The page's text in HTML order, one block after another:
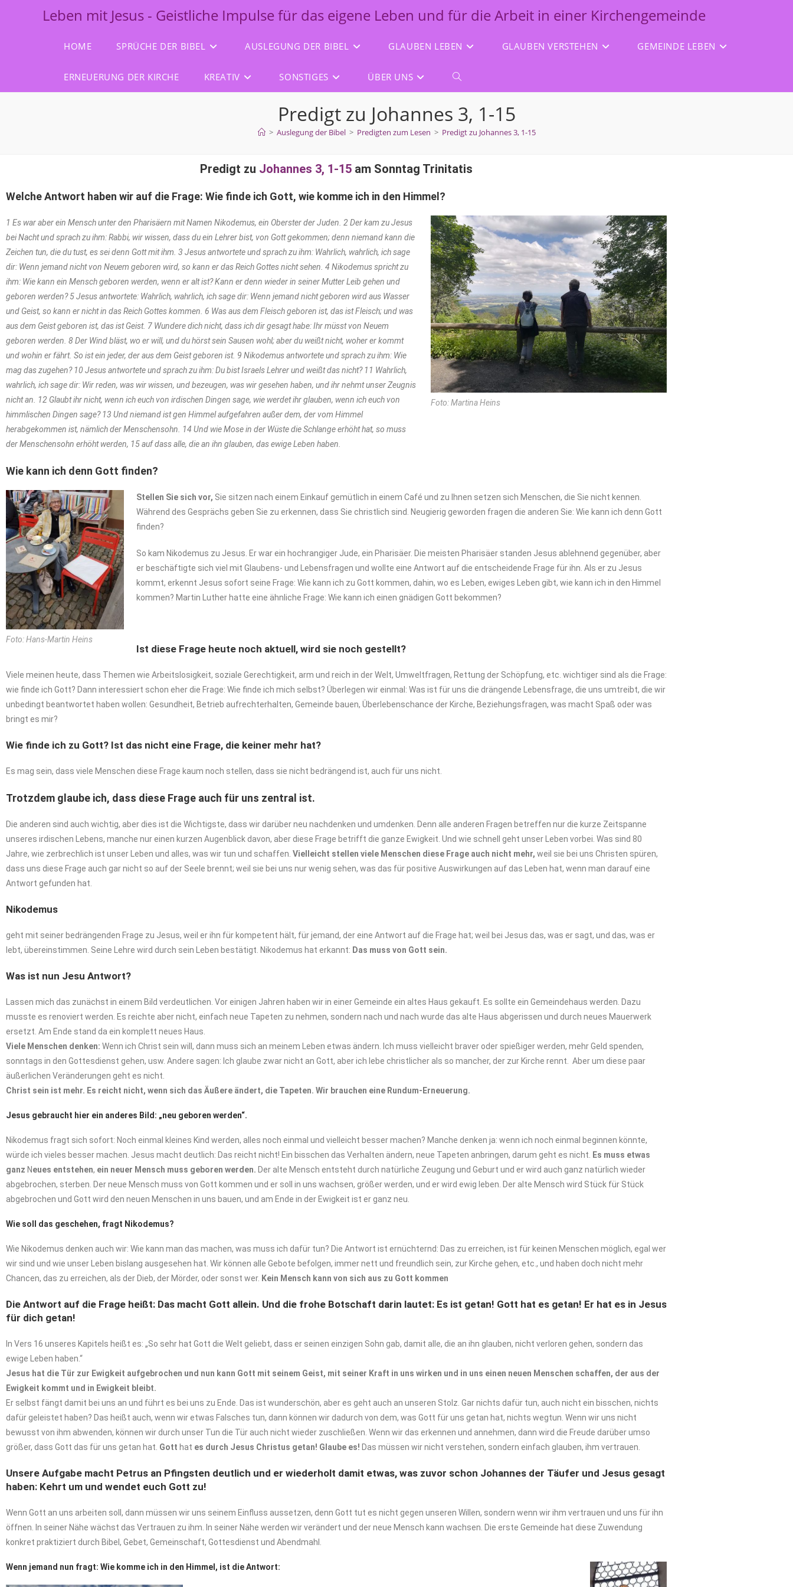
Leben mit Jesus - Geistliche Impulse für das eigene Leben und für die Arbeit in einer Kirchengemeinde
HOME SPRÜCHE DER BIBEL AUSLEGUNG DER BIBEL GLAUBEN LEBEN GLAUBEN VERSTEHEN GEMEINDE LEBEN
ERNEUERUNG DER KIRCHE KREATIV SONSTIGES ÜBER UNS
Predigt zu Johannes 3, 1-15
> Auslegung der Bibel > Predigten zum Lesen > Predigt zu Johannes 3, 1-15
Predigt zu Johannes 3, 1-15 am Sonntag Trinitatis
Welche Antwort haben wir auf die Frage: Wie finde ich Gott, wie komme ich in den Himmel?
Foto: Martina Heins
1 Es war aber ein Mensch unter den Pharisäern mit Namen Nikodemus, ein Oberster der Juden. 2 Der kam zu Jesus
bei Nacht und sprach zu ihm: Rabbi, wir wissen, dass du ein Lehrer bist, von Gott gekommen; denn niemand kann die
Zeichen tun, die du tust, es sei denn Gott mit ihm. 3 Jesus antwortete und sprach zu ihm: Wahrlich, wahrlich, ich sage
dir: Wenn jemand nicht von Neuem geboren wird, so kann er das Reich Gottes nicht sehen. 4 Nikodemus spricht zu
ihm: Wie kann ein Mensch geboren werden, wenn er alt ist? Kann er denn wieder in seiner Mutter Leib gehen und
geboren werden? 5 Jesus antwortete: Wahrlich, wahrlich, ich sage dir: Wenn jemand nicht geboren wird aus Wasser
und Geist, so kann er nicht in das Reich Gottes kommen. 6 Was aus dem Fleisch geboren ist, das ist Fleisch; und was
aus dem Geist geboren ist, das ist Geist. 7 Wundere dich nicht, dass ich dir gesagt habe: Ihr müsst von Neuem
geboren werden. 8 Der Wind bläst, wo er will, und du hörst sein Sausen wohl; aber du weißt nicht, woher er kommt
und wohin er fährt. So ist ein jeder, der aus dem Geist geboren ist. 9 Nikodemus antwortete und sprach zu ihm: Wie
mag das zugehen? 10 Jesus antwortete und sprach zu ihm: Du bist Israels Lehrer und weißt das nicht? 11 Wahrlich,
wahrlich, ich sage dir: Wir reden, was wir wissen, und bezeugen, was wir gesehen haben, und ihr nehmt unser Zeugnis
nicht an. 12 Glaubt ihr nicht, wenn ich euch von irdischen Dingen sage, wie werdet ihr glauben, wenn ich euch von
himmlischen Dingen sage? 13 Und niemand ist gen Himmel aufgefahren außer dem, der vom Himmel
herabgekommen ist, nämlich der Menschensohn. 14 Und wie Mose in der Wüste die Schlange erhöht hat, so muss
der Menschensohn erhöht werden, 15 auf dass alle, die an ihn glauben, das ewige Leben haben.
Wie kann ich denn Gott finden?
Foto: Hans-Martin Heins
Stellen Sie sich vor, Sie sitzen nach einem Einkauf gemütlich in einem Café und zu Ihnen setzen sich Menschen, die Sie nicht kennen.
Während des Gesprächs geben Sie zu erkennen, dass Sie christlich sind. Neugierig geworden fragen die anderen Sie: Wie kann ich denn Gott
finden?
So kam Nikodemus zu Jesus. Er war ein hochrangiger Jude, ein Pharisäer. Die meisten Pharisäer standen Jesus ablehnend gegenüber, aber
er beschäftigte sich viel mit Glaubens- und Lebensfragen und wollte eine Antwort auf die entscheidende Frage für ihn. Als er zu Jesus
kommt, erkennt Jesus sofort seine Frage: Wie kann ich zu Gott kommen, dahin, wo es Leben, ewiges Leben gibt, wie kann ich in den Himmel
kommen? Martin Luther hatte eine ähnliche Frage: Wie kann ich einen gnädigen Gott bekommen?
Ist diese Frage heute noch aktuell, wird sie noch gestellt?
Viele meinen heute, dass Themen wie Arbeitslosigkeit, soziale Gerechtigkeit, arm und reich in der Welt, Umweltfragen, Rettung der Schöpfung, etc. wichtiger sind als die Frage:
wie finde ich Gott? Dann interessiert schon eher die Frage: Wie finde ich mich selbst? Überlegen wir einmal: Was ist für uns die drängende Lebensfrage, die uns umtreibt, die wir
unbedingt beantwortet haben wollen: Gesundheit, Betrieb aufrechterhalten, Gemeinde bauen, Überlebenschance der Kirche, Beziehungsfragen, was macht Spaß oder was
bringt es mir?
Wie finde ich zu Gott? Ist das nicht eine Frage, die keiner mehr hat?
Es mag sein, dass viele Menschen diese Frage kaum noch stellen, dass sie nicht bedrängend ist, auch für uns nicht.
Trotzdem glaube ich, dass diese Frage auch für uns zentral ist.
Die anderen sind auch wichtig, aber dies ist die Wichtigste, dass wir darüber neu nachdenken und umdenken. Denn alle anderen Fragen betreffen nur die kurze Zeitspanne
unseres irdischen Lebens, manche nur einen kurzen Augenblick davon, aber diese Frage betrifft die ganze Ewigkeit. Und wie schnell geht unser Leben vorbei. Was sind 80
Jahre, wie zerbrechlich ist unser Leben und alles, was wir tun und schaffen. Vielleicht stellen viele Menschen diese Frage auch nicht mehr, weil sie bei uns Christen spüren,
dass uns diese Frage auch gar nicht so auf der Seele brennt; weil sie bei uns nur wenig sehen, was das für positive Auswirkungen auf das Leben hat, wenn man darauf eine
Antwort gefunden hat.
Nikodemus
geht mit seiner bedrängenden Frage zu Jesus, weil er ihn für kompetent hält, für jemand, der eine Antwort auf die Frage hat; weil bei Jesus das, was er sagt, und das, was er
lebt, übereinstimmen. Seine Lehre wird durch sein Leben bestätigt. Nikodemus hat erkannt: Das muss von Gott sein.
Was ist nun Jesu Antwort?
Lassen mich das zunächst in einem Bild verdeutlichen. Vor einigen Jahren haben wir in einer Gemeinde ein altes Haus gekauft. Es sollte ein Gemeindehaus werden. Dazu
musste es renoviert werden. Es reichte aber nicht, einfach neue Tapeten zu nehmen, sondern nach und nach wurde das alte Haus abgerissen und durch neues Mauerwerk
ersetzt. Am Ende stand da ein komplett neues Haus.
Viele Menschen denken: Wenn ich Christ sein will, dann muss sich an meinem Leben etwas ändern. Ich muss vielleicht braver oder spießiger werden, mehr Geld spenden,
sonntags in den Gottesdienst gehen, usw. Andere sagen: Ich glaube zwar nicht an Gott, aber ich lebe christlicher als so mancher, der zur Kirche rennt. Aber um diese paar
äußerlichen Veränderungen geht es nicht.
Christ sein ist mehr. Es reicht nicht, wenn sich das Äußere ändert, die Tapeten. Wir brauchen eine Rundum-Erneuerung.
Jesus gebraucht hier ein anderes Bild: „neu geboren werden“.
Nikodemus fragt sich sofort: Noch einmal kleines Kind werden, alles noch einmal und vielleicht besser machen? Manche denken ja: wenn ich noch einmal beginnen könnte,
würde ich vieles besser machen. Jesus macht deutlich: Das reicht nicht! Ein bisschen das Verhalten ändern, neue Tapeten anbringen, darum geht es nicht.
Es muss etwas
ganz Neues entstehen, ein neuer Mensch muss geboren werden. Der alte Mensch entsteht durch natürliche Zeugung und Geburt und er wird auch ganz natürlich wieder
abgebrochen, sterben. Der neue Mensch muss von Gott kommen und er soll in uns wachsen, größer werden, und er wird ewig leben. Der alte Mensch wird Stück für Stück
abgebrochen und Gott wird den neuen Menschen in uns bauen, und am Ende in der Ewigkeit ist er ganz neu.
Wie soll das geschehen, fragt Nikodemus?
Wie Nikodemus denken auch wir: Wie kann man das machen, was muss ich dafür tun? Die Antwort ist ernüchternd: Das zu erreichen, ist für keinen Menschen möglich, egal wer
wir sind und wie unser Leben bislang ausgesehen hat. Wir können alle Gebote befolgen, immer nett und freundlich sein, zur Kirche gehen, etc., und haben doch nicht mehr
Chancen, das zu erreichen, als der Dieb, der Mörder, oder sonst wer. Kein Mensch kann von sich aus zu Gott kommen
Die Antwort auf die Frage heißt: Das macht Gott allein. Und die frohe Botschaft darin lautet: Es ist getan! Gott hat es getan! Er hat es in Jesus
für dich getan!
In Vers 16 unseres Kapitels heißt es: „So sehr hat Gott die Welt geliebt, dass er seinen einzigen Sohn gab, damit alle, die an ihn glauben, nicht verloren gehen, sondern das
ewige Leben haben.“
Jesus hat die Tür zur Ewigkeit aufgebrochen und nun kann Gott mit seinem Geist, mit seiner Kraft in uns wirken und in uns einen neuen Menschen schaffen, der aus der
Ewigkeit kommt und in Ewigkeit bleibt.
Er selbst fängt damit bei uns an und führt es bei uns zu Ende. Das ist wunderschön, aber es geht auch an unseren Stolz. Gar nichts dafür tun, auch nicht ein bisschen, nichts
dafür geleistet haben? Das heißt auch, wenn wir etwas Falsches tun, dann können wir dadurch von dem, was Gott für uns getan hat, nichts wegtun. Wenn wir uns nicht
bewusst von ihm abwenden, können wir durch unser Tun die Tür auch nicht wieder zuschließen. Wenn wir das erkennen und annehmen, dann wird die Freude darüber umso
größer, dass Gott das für uns getan hat. Gott hat es durch Jesus Christus getan! Glaube es! Das müssen wir nicht verstehen, sondern einfach glauben, ihm vertrauen.
Unsere Aufgabe macht Petrus an Pfingsten deutlich und er wiederholt damit etwas, was zuvor schon Johannes der Täufer und Jesus gesagt
haben: Kehrt um und wendet euch Gott zu!
Wenn Gott an uns arbeiten soll, dann müssen wir uns seinem Einfluss aussetzen, denn Gott tut es nicht gegen unseren Willen, sondern wenn wir ihm vertrauen und uns für ihn
öffnen. In seiner Nähe wächst das Vertrauen zu ihm. In seiner Nähe werden wir verändert und der neue Mensch kann wachsen. Die erste Gemeinde hat diese Zuwendung
konkret praktiziert durch Bibel, Gebet, Gemeinschaft, Gottesdienst und Abendmahl.
Wenn jemand nun fragt: Wie komme ich in den Himmel, ist die Antwort: